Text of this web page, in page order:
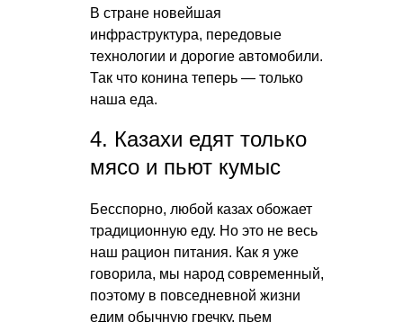
В стране новейшая
инфраструктура, передовые
технологии и дорогие автомобили.
Так что конина теперь — только
наша еда.
4. Казахи едят только
мясо и пьют кумыс
Бесспорно, любой казах обожает
традиционную еду. Но это не весь
наш рацион питания. Как я уже
говорила, мы народ современный,
поэтому в повседневной жизни
едим обычную гречку, пьем